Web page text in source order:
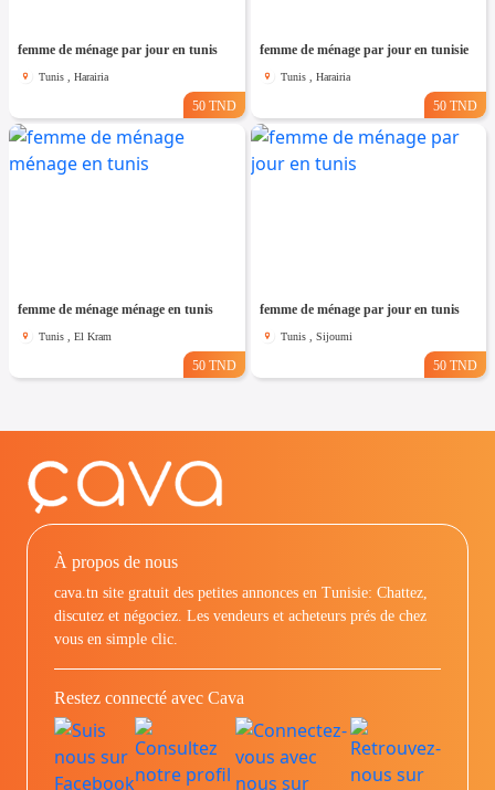
femme de ménage par jour en tunis
Tunis , Harairia
50 TND
femme de ménage par jour en tunisie
Tunis , Harairia
50 TND
femme de ménage ménage en tunis
Tunis , El Kram
50 TND
femme de ménage par jour en tunis
Tunis , Sijoumi
50 TND
À propos de nous
cava.tn site gratuit des petites annonces en Tunisie: Chattez,
discutez et négociez. Les vendeurs et acheteurs prés de chez
vous en simple clic.
Restez connecté avec Cava